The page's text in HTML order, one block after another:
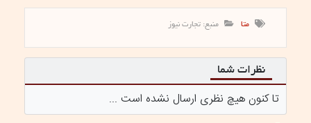
متا منبع: تجارت نیوز
نظرات شما
تا کنون هیچ نظری ارسال نشده است ...